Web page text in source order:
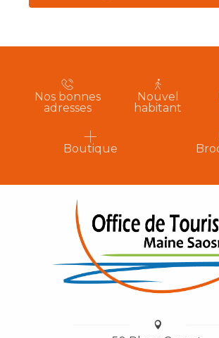
Nos bonnes
adresses
Nouvel
habitant
Boutique